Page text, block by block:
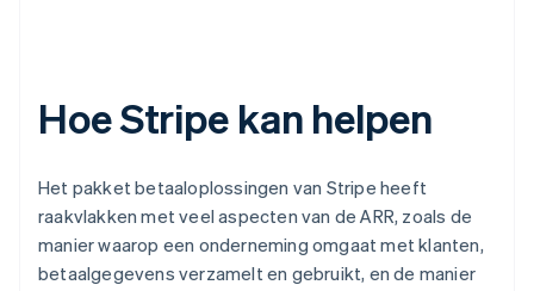
Hoe Stripe kan helpen
Het pakket betaaloplossingen van Stripe heeft
raakvlakken met veel aspecten van de ARR, zoals de
manier waarop een onderneming omgaat met klanten,
betaalgegevens verzamelt en gebruikt, en de manier